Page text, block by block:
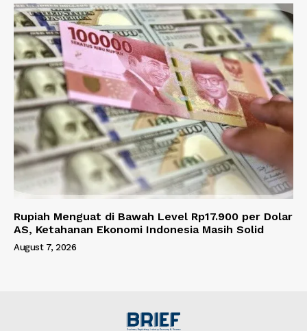
Rupiah Menguat di Bawah Level Rp17.900 per Dolar
AS, Ketahanan Ekonomi Indonesia Masih Solid
August 7, 2026